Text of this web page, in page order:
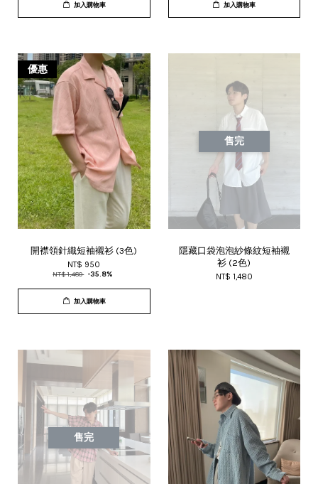
加入購物車 加入購物車
優惠
開襟領針織短袖襯衫 (3色)
NT$ 950
NT$ 1,480 -35.8%
加入購物車
售完
隱藏口袋泡泡紗條紋短袖襯
衫 (2色)
NT$ 1,480
售完